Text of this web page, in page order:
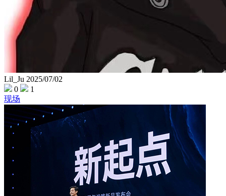
Lil_Ju 2025/07/02
0
1
现场